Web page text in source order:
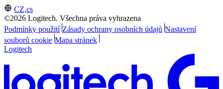
CZ,cs
©2026 Logitech. Všechna práva vyhrazena
Podmínky použití Zásady ochrany osobních údajů Nastavení
souborů cookie Mapa stránek
Logitech